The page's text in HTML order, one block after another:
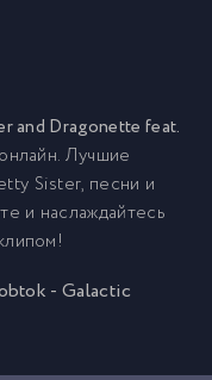
and Dragonette feat.
онлайн. Лучшие
Sister, песни и
и наслаждайтесь
- Galactic